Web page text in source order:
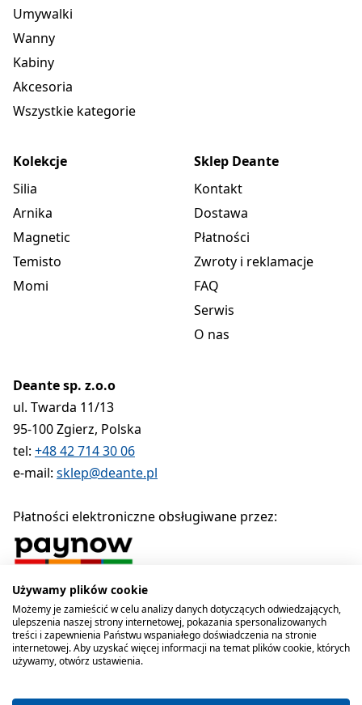
Umywalki
Wanny
Kabiny
Akcesoria
Wszystkie kategorie
Kolekcje
Silia
Arnika
Magnetic
Temisto
Momi
Sklep Deante
Kontakt
Dostawa
Płatności
Zwroty i reklamacje
FAQ
Serwis
O nas
Deante sp. z.o.o
ul. Twarda 11/13
95-100 Zgierz, Polska
tel: +48 42 714 30 06
e-mail: sklep@deante.pl
Płatności elektroniczne obsługiwane przez:
Deante sp. z o.o. 1990-2026
Polityka prywatności Regulamin Polityka cookies
Używamy plików cookie
Możemy je zamieścić w celu analizy danych dotyczących odwiedzających,
ulepszenia naszej strony internetowej, pokazania spersonalizowanych
treści i zapewnienia Państwu wspaniałego doświadczenia na stronie
internetowej. Aby uzyskać więcej informacji na temat plików cookie, których
używamy, otwórz ustawienia.